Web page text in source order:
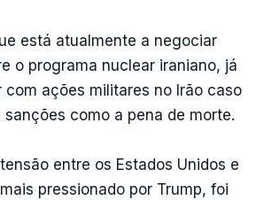
está atualmente a negociar
o programa nuclear iraniano, já
com ações militares no Irão caso
como a pena de morte.
entre os Estados Unidos e
pressionado por Trump, foi